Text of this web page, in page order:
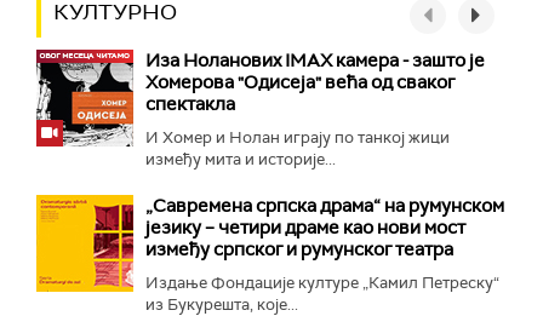
КУЛТУРНО
Иза Ноланових IMAX камера - зашто је
Хомерова "Одисеја" већа од сваког
спектакла
И Хомер и Нолан играју по танкој жици
између мита и историје...
„Савремена српска драма“ на румунском
језику – четири драме као нови мост
између српског и румунског театра
Издање Фондације културе „Камил Петреску“
из Букурешта, које...